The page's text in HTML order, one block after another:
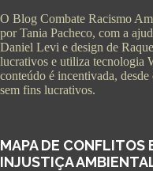
O Blog Combate Racismo
por Tania Pacheco, com a
Daniel Levi e design de
lucrativos e utiliza tecnologia
conteúdo é incentivada,
sem fins lucrativos.
MAPA DE CONFLITOS
INJUSTIÇA